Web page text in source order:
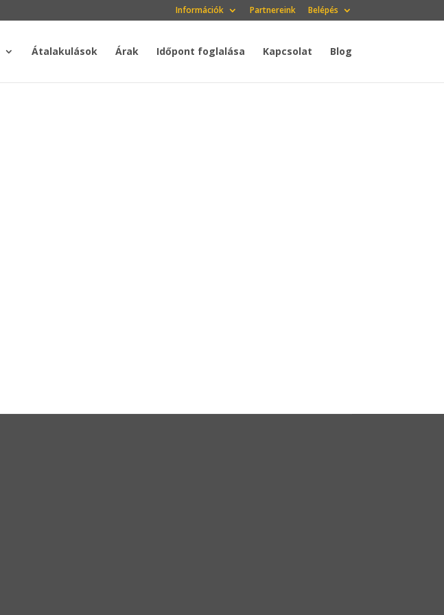
Információk Partnereink Belépés
Átalakulások Árak Időpont foglalása Kapcsolat Blog